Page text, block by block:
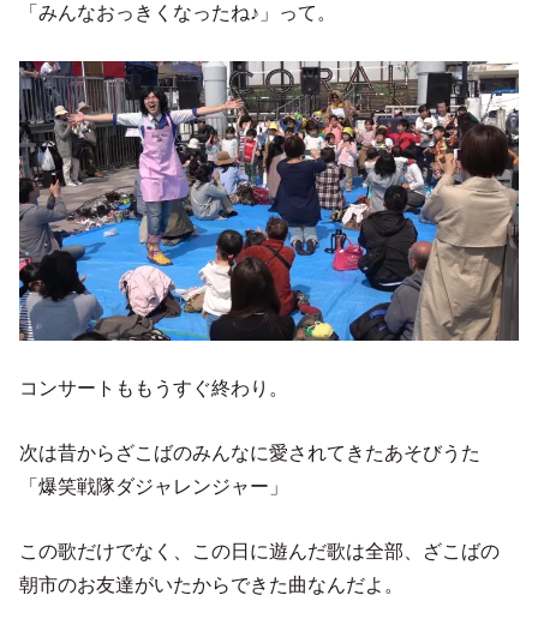
「みんなおっきくなったね♪」って。
コンサートももうすぐ終わり。
次は昔からざこばのみんなに愛されてきたあそびうた
「爆笑戦隊ダジャレンジャー」
この歌だけでなく、この日に遊んだ歌は全部、ざこばの
朝市のお友達がいたからできた曲なんだよ。